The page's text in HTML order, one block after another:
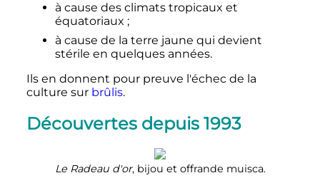
à cause des climats tropicaux et
équatoriaux ;
à cause de la terre jaune qui devient
stérile en quelques années.
Ils en donnent pour preuve l'échec de la
culture sur brûlis.
Découvertes depuis 1993
Le Radeau d'or, bijou et offrande muisca.